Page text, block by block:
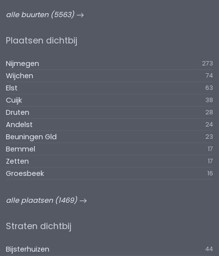
alle buurten (5563)
Plaatsen dichtbij
Nijmegen 273
Wijchen 74
Elst 63
Cuijk 38
Druten 28
Andelst 24
Beuningen Gld 23
Bemmel 17
Zetten 17
Groesbeek 16
alle plaatsen (1469)
Straten dichtbij
Bijsterhuizen 44